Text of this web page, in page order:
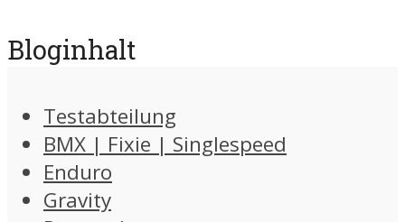
Bloginhalt
Testabteilung
BMX | Fixie | Singlespeed
Enduro
Gravity